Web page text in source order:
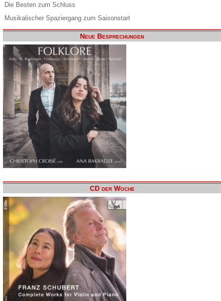
Die Besten zum Schluss
Musikalischer Spaziergang zum Saisonstart
Neue Besprechungen
CD der Woche